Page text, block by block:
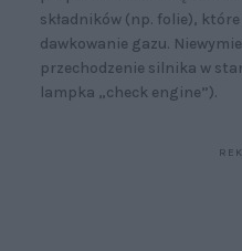
składników (np. folie),
dawkowanie gazu.
przechodzenie silnika w
lampka „check engine”).